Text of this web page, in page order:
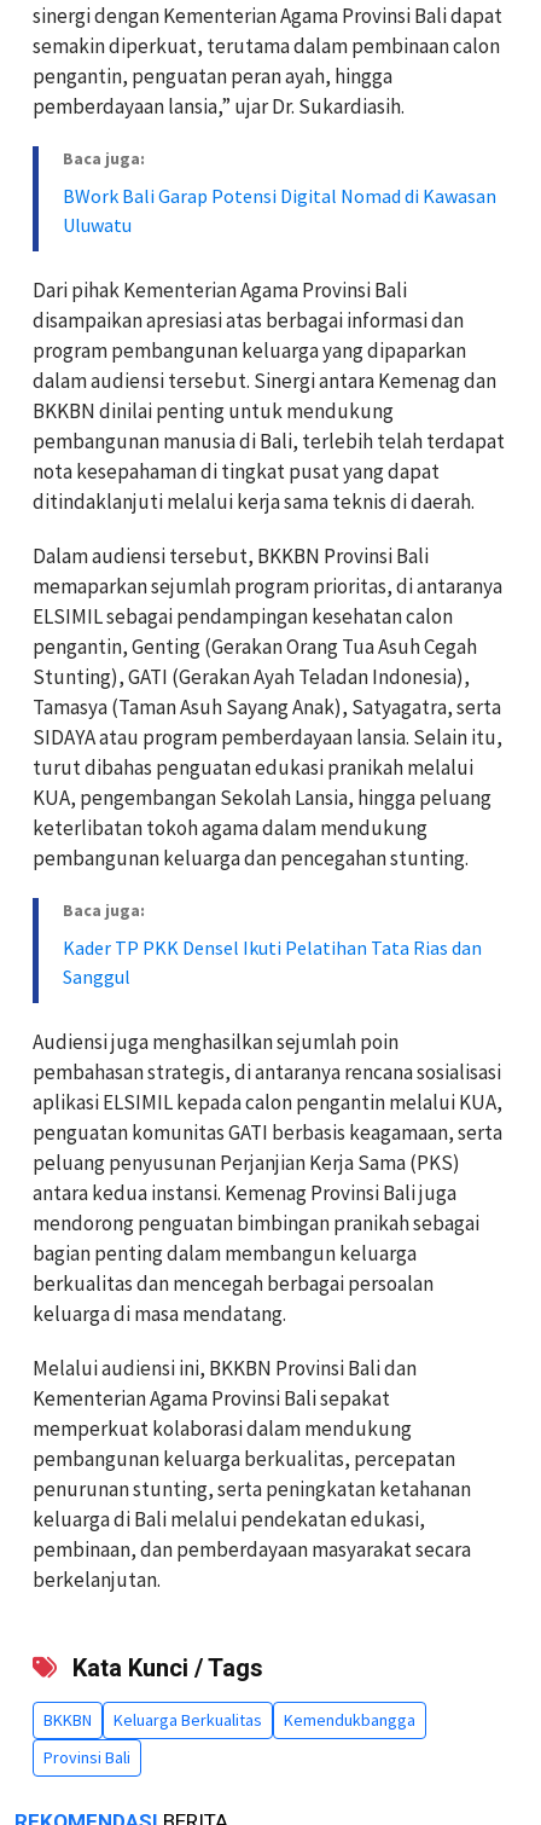
sinergi dengan Kementerian Agama Provinsi Bali dapat
semakin diperkuat, terutama dalam pembinaan calon
pengantin, penguatan peran ayah, hingga
pemberdayaan lansia,” ujar Dr. Sukardiasih.
Baca juga:
BWork Bali Garap Potensi Digital Nomad di Kawasan
Uluwatu
Dari pihak Kementerian Agama Provinsi Bali
disampaikan apresiasi atas berbagai informasi dan
program pembangunan keluarga yang dipaparkan
dalam audiensi tersebut. Sinergi antara Kemenag dan
BKKBN dinilai penting untuk mendukung
pembangunan manusia di Bali, terlebih telah terdapat
nota kesepahaman di tingkat pusat yang dapat
ditindaklanjuti melalui kerja sama teknis di daerah.
Dalam audiensi tersebut, BKKBN Provinsi Bali
memaparkan sejumlah program prioritas, di antaranya
ELSIMIL sebagai pendampingan kesehatan calon
pengantin, Genting (Gerakan Orang Tua Asuh Cegah
Stunting), GATI (Gerakan Ayah Teladan Indonesia),
Tamasya (Taman Asuh Sayang Anak), Satyagatra, serta
SIDAYA atau program pemberdayaan lansia. Selain itu,
turut dibahas penguatan edukasi pranikah melalui
KUA, pengembangan Sekolah Lansia, hingga peluang
keterlibatan tokoh agama dalam mendukung
pembangunan keluarga dan pencegahan stunting.
Baca juga:
Kader TP PKK Densel Ikuti Pelatihan Tata Rias dan
Sanggul
Audiensi juga menghasilkan sejumlah poin
pembahasan strategis, di antaranya rencana sosialisasi
aplikasi ELSIMIL kepada calon pengantin melalui KUA,
penguatan komunitas GATI berbasis keagamaan, serta
peluang penyusunan Perjanjian Kerja Sama (PKS)
antara kedua instansi. Kemenag Provinsi Bali juga
mendorong penguatan bimbingan pranikah sebagai
bagian penting dalam membangun keluarga
berkualitas dan mencegah berbagai persoalan
keluarga di masa mendatang.
Melalui audiensi ini, BKKBN Provinsi Bali dan
Kementerian Agama Provinsi Bali sepakat
memperkuat kolaborasi dalam mendukung
pembangunan keluarga berkualitas, percepatan
penurunan stunting, serta peningkatan ketahanan
keluarga di Bali melalui pendekatan edukasi,
pembinaan, dan pemberdayaan masyarakat secara
berkelanjutan.
Kata Kunci / Tags
BKKBN Keluarga Berkualitas
Kemendukbangga
Provinsi Bali